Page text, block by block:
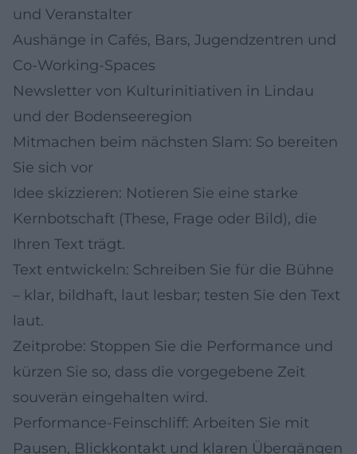
und Veranstalter
Aushänge in Cafés, Bars, Jugendzentren und
Co-Working-Spaces
Newsletter von Kulturinitiativen in Lindau
und der Bodenseeregion
Mitmachen beim nächsten Slam: So bereiten
Sie sich vor
Idee skizzieren: Notieren Sie eine starke
Kernbotschaft (These, Frage oder Bild), die
Ihren Text trägt.
Text entwickeln: Schreiben Sie für die Bühne
– klar, bildhaft, laut lesbar; testen Sie den Text
laut.
Zeitprobe: Stoppen Sie die Performance und
kürzen Sie so, dass die vorgegebene Zeit
souverän eingehalten wird.
Performance-Feinschliff: Arbeiten Sie mit
Pausen, Blickkontakt und klaren Übergängen